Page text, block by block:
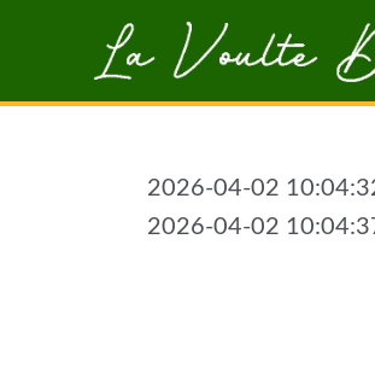
Aller au contenu principal
2026-04-02
2026-04-02